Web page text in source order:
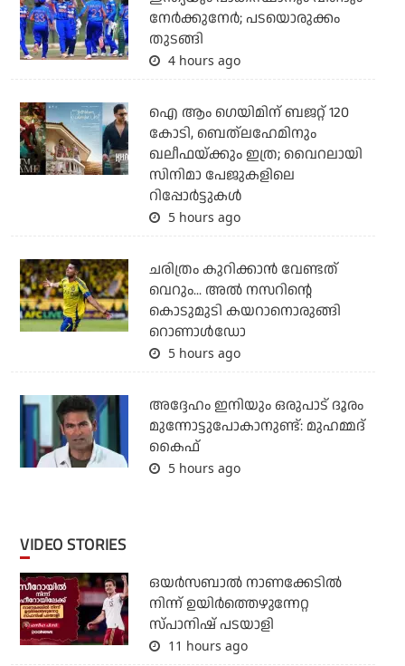
നേര്‍ക്കുനേര്‍; പടയൊരുക്കം
തുടങ്ങി
4 hours ago
ഐ ആം ഗെയിമിന് ബജറ്റ് 120
കോടി, ബെത്‌ലഹേമിനും
ഖലീഫയ്ക്കും ഇത്ര; വൈറലായി
സിനിമാ പേജുകളിലെ
റിപ്പോര്‍ട്ടുകള്‍
5 hours ago
ചരിത്രം കുറിക്കാന്‍ വേണ്ടത്
വെറും... അല്‍ നസറിന്റെ
കൊടുമുടി കയറാനൊരുങ്ങി
റൊണാള്‍ഡോ
5 hours ago
അദ്ദേഹം ഇനിയും ഒരുപാട് ദൂരം
മുന്നോട്ടുപോകാനുണ്ട്: മുഹമ്മദ്
കൈഫ്
5 hours ago
VIDEO STORIES
ഒയര്‍സബാൽ നാണക്കേടിൽ
നിന്ന് ഉയിർത്തെഴുന്നേറ്റ
സ്പാനിഷ് പടയാളി
11 hours ago